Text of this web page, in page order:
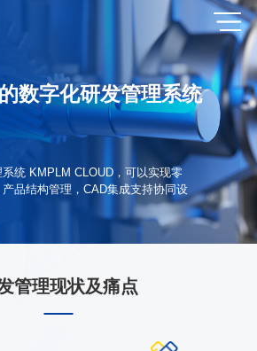
数字化研发管理系统
统 KMPLM CLOUD，可以实现零
品结构管理，CAD集成支持协同设
管理现状及痛点